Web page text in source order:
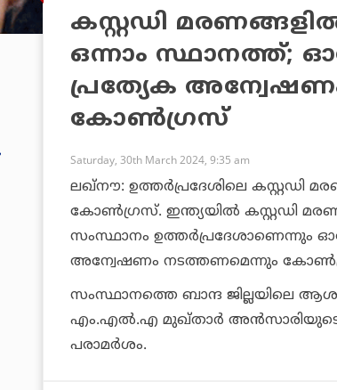
കസ്റ്റഡി
ഒന്നാം സ്ഥാനത്ത്;
പ്രത്യേക
കോണ്‍ഗ്രസ്
Saturday, 30th March 2024, 9:35 am
ലഖ്നൗ: ഉത്തര്‍പ്രദേശിലെ കസ്റ്റഡി
കോണ്‍ഗ്രസ്. ഇന്ത്യയില്‍ കസ്റ്റഡി
സംസ്ഥാനം ഉത്തര്‍പ്രദേശാണെന്നും
അന്വേഷണം നടത്തണമെന്നും
സംസ്ഥാനത്തെ ബാന്ദ ജില്ലയിലെ
എം.എല്‍.എ മുഖ്താര്‍ അന്‍സാരിയുടെ
പരാമര്‍ശം.